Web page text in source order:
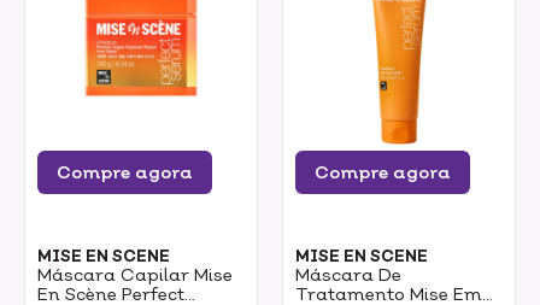
Compre agora
MISE EN SCENE
Máscara Capilar Mise
En Scène Perfect
Compre agora
MISE EN SCENE
Máscara De
Tratamento Mise Em